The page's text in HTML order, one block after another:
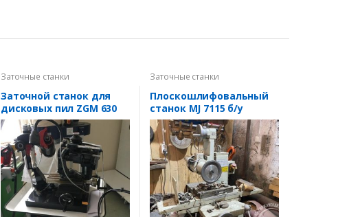
Заточные станки
Заточной станок для
дисковых пил ZGM 630
Заточные станки
Плоскошлифовальный
станок MJ 7115 б/у